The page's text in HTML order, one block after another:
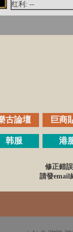
红利: --
古論壇 巨商
韩服 港
修正錯
請發email